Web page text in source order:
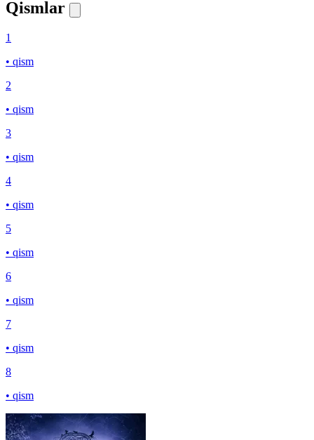
Qismlar
1
• qism
2
• qism
3
• qism
4
• qism
5
• qism
6
• qism
7
• qism
8
• qism